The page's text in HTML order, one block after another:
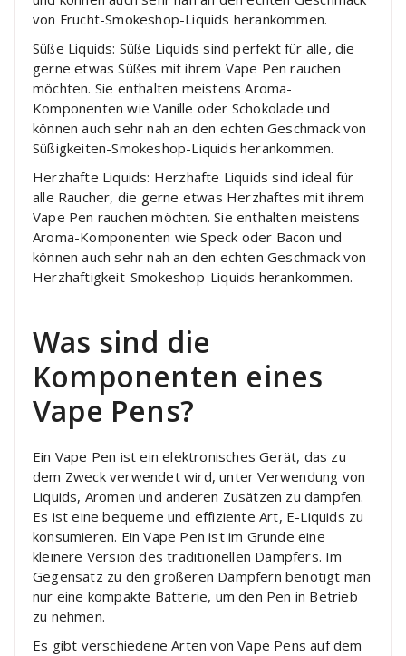
von Frucht-Smokeshop-Liquids herankommen.
Süße Liquids: Süße Liquids sind perfekt für alle, die
gerne etwas Süßes mit ihrem Vape Pen rauchen
möchten. Sie enthalten meistens Aroma-
Komponenten wie Vanille oder Schokolade und
können auch sehr nah an den echten Geschmack von
Süßigkeiten-Smokeshop-Liquids herankommen.
Herzhafte Liquids: Herzhafte Liquids sind ideal für
alle Raucher, die gerne etwas Herzhaftes mit ihrem
Vape Pen rauchen möchten. Sie enthalten meistens
Aroma-Komponenten wie Speck oder Bacon und
können auch sehr nah an den echten Geschmack von
Herzhaftigkeit-Smokeshop-Liquids herankommen.
Was sind die
Komponenten eines
Vape Pens?
Ein Vape Pen ist ein elektronisches Gerät, das zu
dem Zweck verwendet wird, unter Verwendung von
Liquids, Aromen und anderen Zusätzen zu dampfen.
Es ist eine bequeme und effiziente Art, E-Liquids zu
konsumieren. Ein Vape Pen ist im Grunde eine
kleinere Version des traditionellen Dampfers. Im
Gegensatz zu den größeren Dampfern benötigt man
nur eine kompakte Batterie, um den Pen in Betrieb
zu nehmen.
Es gibt verschiedene Arten von Vape Pens auf dem